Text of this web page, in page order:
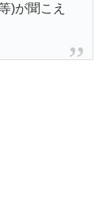
)が聞こえ